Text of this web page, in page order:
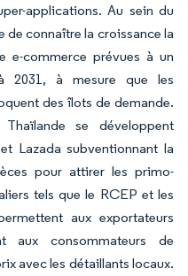
applications. Au sein du
de connaître la croissance la
e-commerce prévues à un
à mesure que les
des îlots de demande.
se développent
Lazada subventionnant la
pour attirer les primo-
tels que le RCEP et les
aux exportateurs
aux consommateurs de
avec les détaillants locaux.